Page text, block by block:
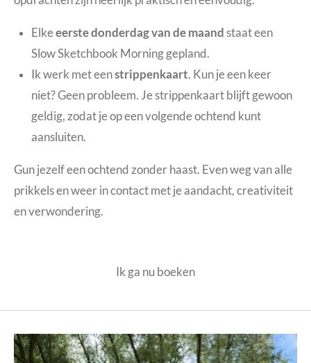
Elkeeerste donderdag van de maand staat een
Slow Sketchbook Morning gepland.
Ik werk met eenstrippenkaart. Kun je een keer
niet? Geen probleem. Je strippenkaart blijft gewoon
geldig, zodat je op een volgende ochtend kunt
aansluiten.
Gun jezelf een ochtend zonder haast. Even weg van alle
prikkels en weer in contact met je aandacht, creativiteit
en verwondering.
Ik ga nu boeken